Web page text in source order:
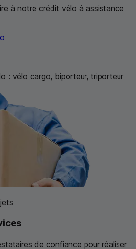
à notre crédit vélo à assistance
: vélo cargo, biporteur, triporteur
de confiance pour réaliser